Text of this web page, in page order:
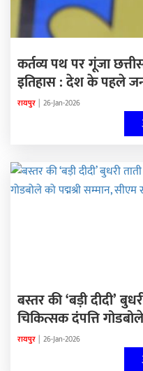
कर्तव्य पथ पर गूंजा
इतिहास : देश के पहले
भव्य झांकी बनी आकर्षण
रायपुर | 26-Jan-2026
बस्तर की ‘बड़ी दीदी’
चिकित्सक दंपत्ति
ने तीनों विभूतियों को दी
रायपुर | 26-Jan-2026